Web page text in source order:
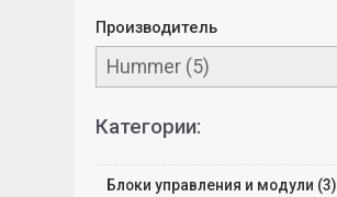
Производитель
Категории:
Блоки управления и модули (3)